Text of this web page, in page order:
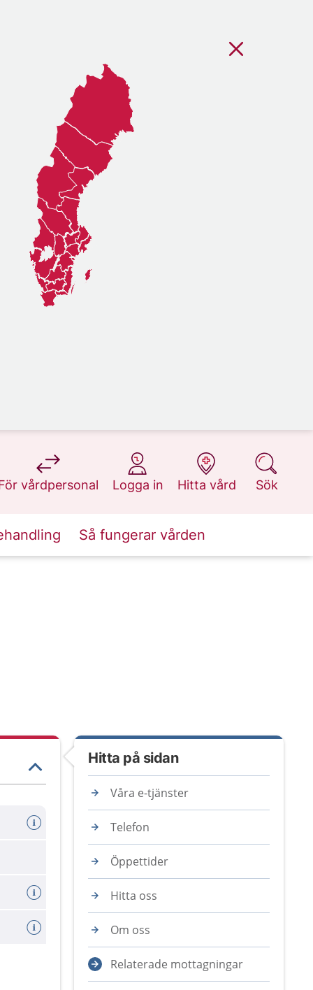
vårdpersonal
på 1177.se
Logga in
på 1177.se
Hitta vård
på 1177.se
Sök
på 1177.se
Så fungerar vården
Hitta på sidan
Våra e-tjänster
Telefon
Öppettider
Hitta oss
Om oss
Relaterade mottagningar